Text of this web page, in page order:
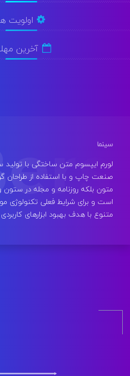
اولویت ها
آخرین
سینما
لورم ایپسوم متن ساختگی با تولید
صنعت چاپ و با استفاده از طراحان
متون بلکه روزنامه و مجله در ستون و
است و برای شرایط فعلی تکنولوژی مورد
متنوع با هدف بهبود ابزارهای